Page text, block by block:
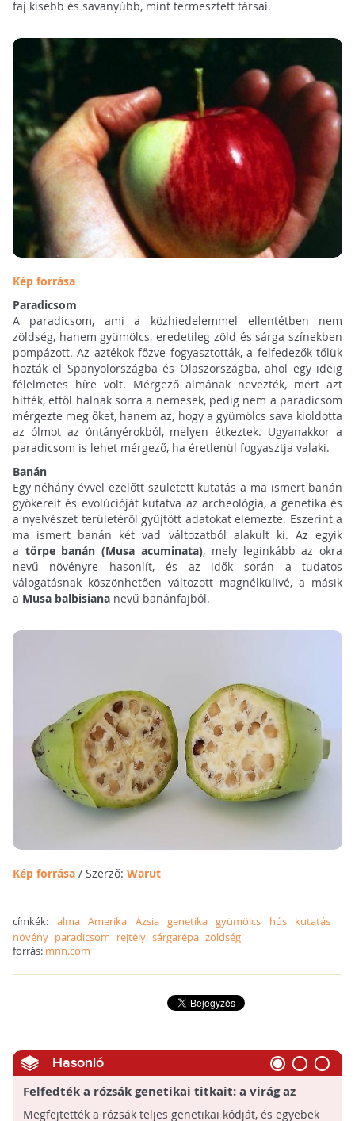
faj kisebb és savanyúbb, mint termesztett társai.
Kép forrása
Paradicsom
A paradicsom, ami a közhiedelemmel ellentétben nem
zöldség, hanem gyümölcs, eredetileg zöld és sárga színekben
pompázott. Az aztékok főzve fogyasztották, a felfedezők tőlük
hozták el Spanyolországba és Olaszországba, ahol egy ideig
félelmetes híre volt. Mérgező almának nevezték, mert azt
hitték, ettől halnak sorra a nemesek, pedig nem a paradicsom
mérgezte meg őket, hanem az, hogy a gyümölcs sava kioldotta
az ólmot az óntányérokból, melyen étkeztek. Ugyanakkor a
paradicsom is lehet mérgező, ha éretlenül fogyasztja valaki.
Banán
Egy néhány évvel ezelőtt született kutatás a ma ismert banán
gyökereit és evolúcióját kutatva az archeológia, a genetika és
a nyelvészet területéről gyűjtött adatokat elemezte. Eszerint a
ma ismert banán két vad változatból alakult ki. Az egyik
a törpe banán (Musa acuminata), mely leginkább az okra
nevű növényre hasonlít, és az idők során a tudatos
válogatásnak köszönhetően változott magnélkülivé, a másik
a Musa balbisiananevű banánfajból.
Kép forrása/ Szerző: Warut
címkék: alma Amerika Ázsia genetika gyümölcs hús
kutatás
növény paradicsom rejtély sárgarépa zöldség
forrás: mnn.com
Hasonló
Felfedték a rózsák genetikai titkait: a virág az
eperrel is rokonságban áll
Megfejtették a rózsák teljes genetikai kódját, és egyebek